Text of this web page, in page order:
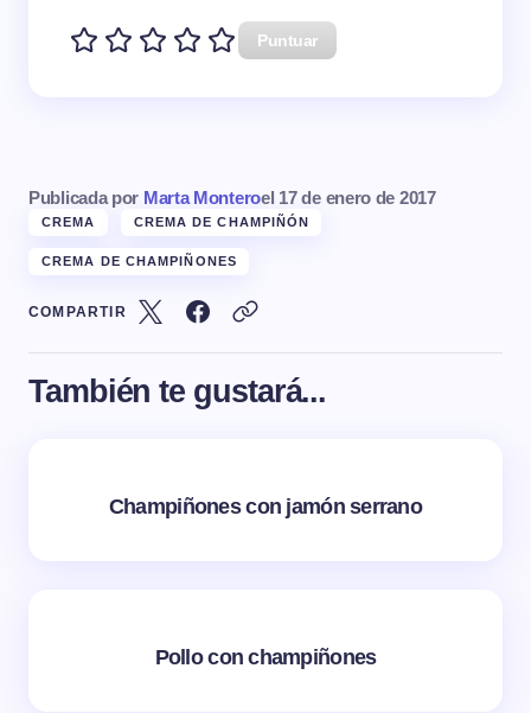
Puntuar
Publicada por Marta Monteroel 17 de enero de 2017
CREMA CREMA DE CHAMPIÑÓN
CREMA DE CHAMPIÑONES
COMPARTIR
También te gustará...
Champiñones con jamón serrano
Pollo con champiñones